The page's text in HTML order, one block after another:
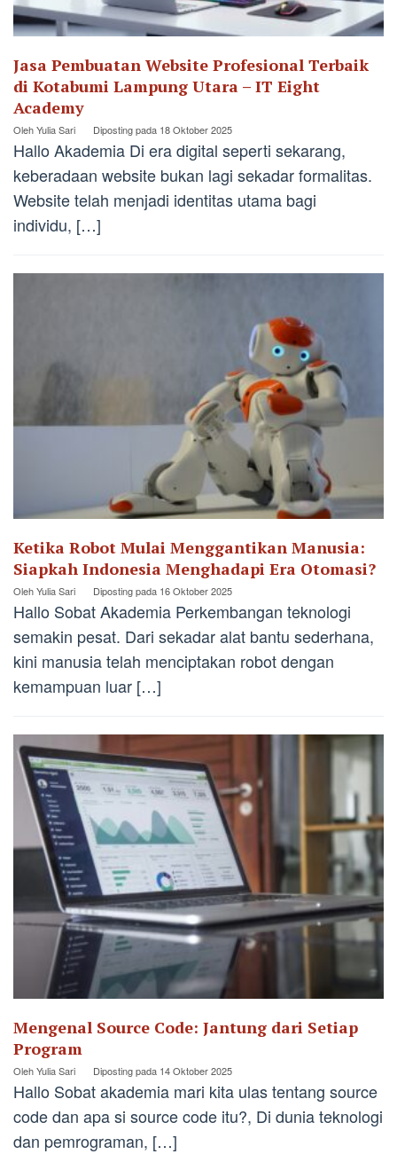
Jasa Pembuatan Website Profesional Terbaik
di Kotabumi Lampung Utara – IT Eight
Academy
OlehYulia Sari Diposting pada 18 Oktober 2025
Hallo Akademia Di era digital seperti sekarang,
keberadaan website bukan lagi sekadar formalitas.
Website telah menjadi identitas utama bagi
individu, […]
Ketika Robot Mulai Menggantikan Manusia:
Siapkah Indonesia Menghadapi Era Otomasi?
OlehYulia Sari Diposting pada 16 Oktober 2025
Hallo Sobat Akademia Perkembangan teknologi
semakin pesat. Dari sekadar alat bantu sederhana,
kini manusia telah menciptakan robot dengan
kemampuan luar […]
Mengenal Source Code: Jantung dari Setiap
Program
OlehYulia Sari Diposting pada 14 Oktober 2025
Hallo Sobat akademia mari kita ulas tentang source
code dan apa si source code itu?, Di dunia teknologi
dan pemrograman, […]